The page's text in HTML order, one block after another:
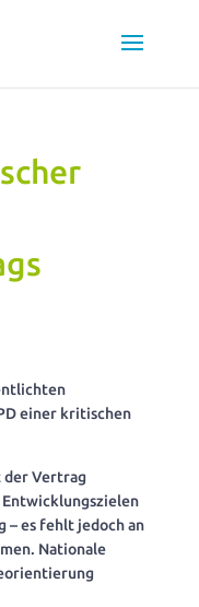
einer kritischen
der Vertrag
Entwicklungszielen
es fehlt jedoch an
Nationale